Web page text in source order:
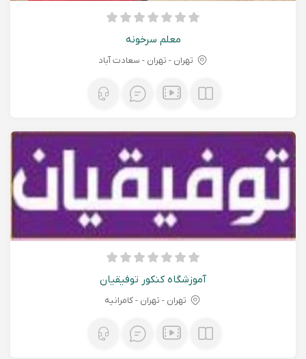
معلم سرخونه
تهران - تهران - سعادت آباد
آموزشگاه کنکور توفیقیان
تهران - تهران - کامرانیه